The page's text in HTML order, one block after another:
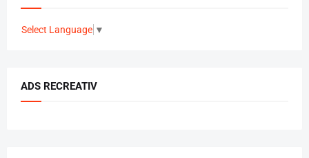
Select Language ▼
ADS RECREATIV